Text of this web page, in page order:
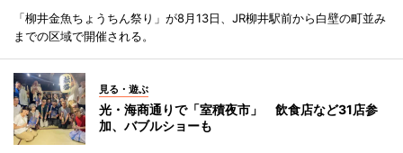
「柳井金魚ちょうちん祭り」が8月13日、JR柳井駅前から白壁の町並み
までの区域で開催される。
見る・遊ぶ
光・海商通りで「室積夜市」 飲食店など31店参
加、バブルショーも